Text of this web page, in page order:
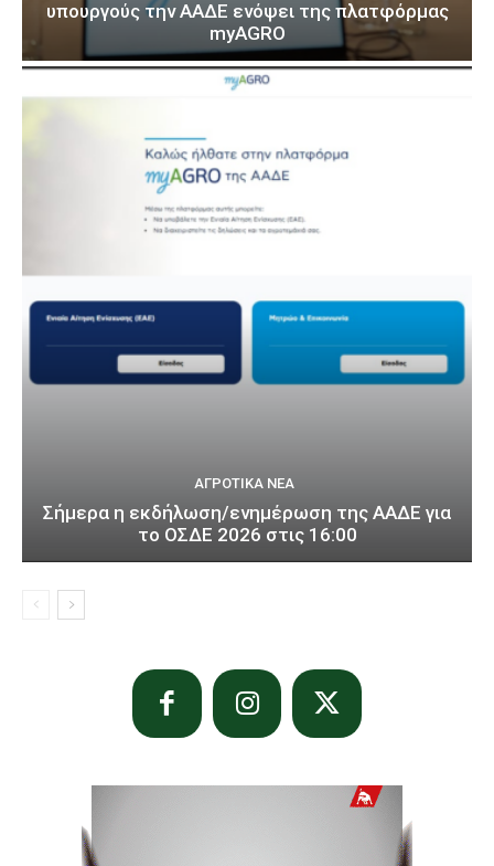
υπουργούς την ΑΑΔΕ ενόψει της πλατφόρμας
myAGRO
ΑΓΡΟΤΙΚΆ ΝΈΑ
Σήμερα η εκδήλωση/ενημέρωση της ΑΑΔΕ για
το ΟΣΔΕ 2026 στις 16:00